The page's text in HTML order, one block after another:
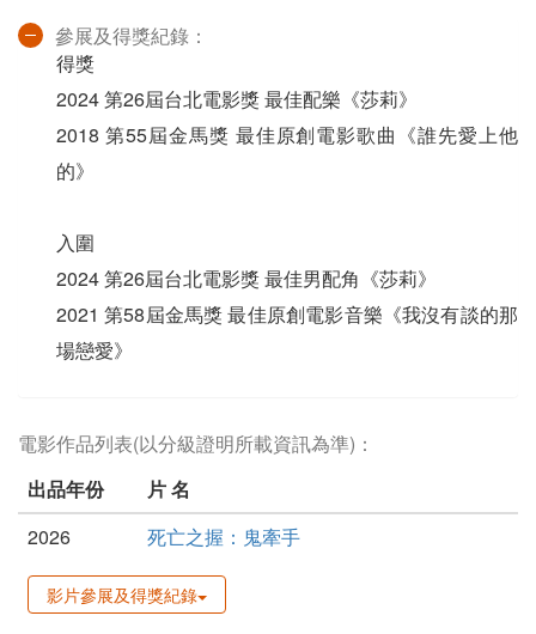
參展及得獎紀錄：
得獎
2024 第26屆台北電影獎 最佳配樂《莎莉》
2018 第55屆金馬獎 最佳原創電影歌曲《誰先愛上他
的》
入圍
2024 第26屆台北電影獎 最佳男配角《莎莉》
2021 第58屆金馬獎 最佳原創電影音樂《我沒有談的那
場戀愛》
電影作品列表(以分級證明所載資訊為準)：
出品年份
片 名
2026
死亡之握：鬼牽手
影片參展及得獎紀錄